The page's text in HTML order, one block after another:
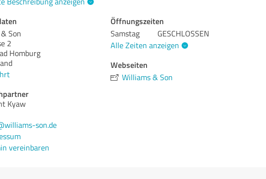
Son
2
Homburg
Kyaw
son.de
vereinbaren
Öffnungszeiten
Samstag
GESCHLOSSEN
Alle Zeiten anzeigen
Webseiten
Williams & Son